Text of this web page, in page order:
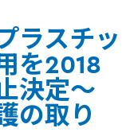
ラスチッ
を2018
決定～
の取り